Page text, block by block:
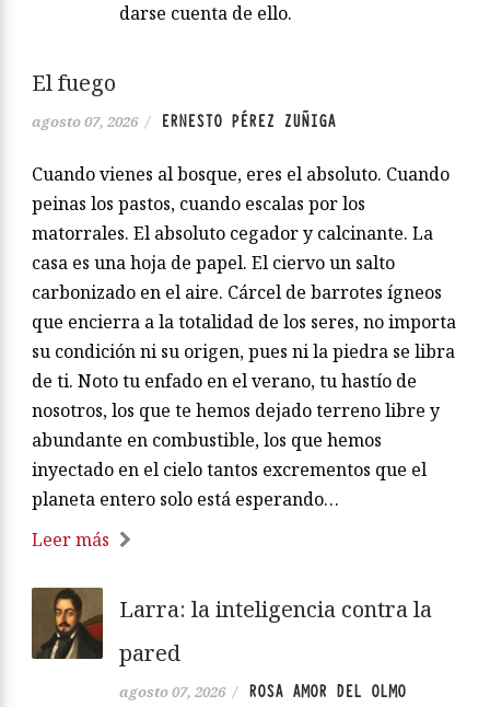
darse cuenta de ello.
El fuego
agosto 07, 2026 / ERNESTO PÉREZ ZUÑIGA
Cuando vienes al bosque, eres el absoluto. Cuando
peinas los pastos, cuando escalas por los
matorrales. El absoluto cegador y calcinante. La
casa es una hoja de papel. El ciervo un salto
carbonizado en el aire. Cárcel de barrotes ígneos
que encierra a la totalidad de los seres, no importa
su condición ni su origen, pues ni la piedra se libra
de ti. Noto tu enfado en el verano, tu hastío de
nosotros, los que te hemos dejado terreno libre y
abundante en combustible, los que hemos
inyectado en el cielo tantos excrementos que el
planeta entero solo está esperando…
Leer más
Larra: la inteligencia contra la
pared
agosto 07, 2026 / ROSA AMOR DEL OLMO